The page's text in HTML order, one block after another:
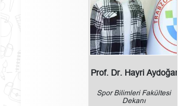
Prof. Dr. Hayri Aydoğan
Spor Bilimleri Fakültesi
Dekanı